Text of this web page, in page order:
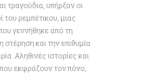
τραγούδια, υπήρξαν οι
του ρεμπέτικου, μιας
γεννήθηκε από τη
στέρηση και την επιθυμία
Αληθινές ιστορίες και
εκφράζουν τον πόνο,